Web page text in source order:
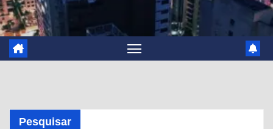
Pesquisar